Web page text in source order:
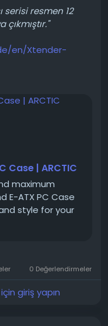
Ryzen-7-
Channel-
serisi resmen 12
en/Xtender-
ve dikey
beyaz
soğutma
dahili
GPU Mount)
sahip, E-ATX
sınıf bir oyuncu
modellerde
Case | ARCTIC
maximum
E-ATX PC Case
style for your
0 Değerlendirmeler
giriş yapın